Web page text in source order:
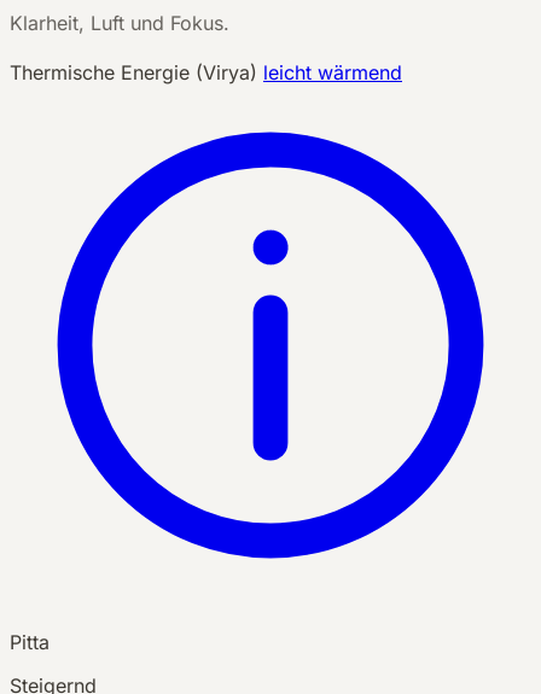
Klarheit, Luft und Fokus.
Thermische Energie (Virya) leicht wärmend
Pitta
Steigernd